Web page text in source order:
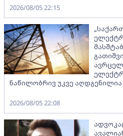
2026/08/05 22:15
ნაწილობრივ უკვე აღდგენილია
2026/08/05 22:08